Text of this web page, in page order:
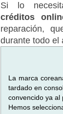
Si lo
créditos
reparación,
durante todo el
La marca
tardado en
convencido ya al
Hemos